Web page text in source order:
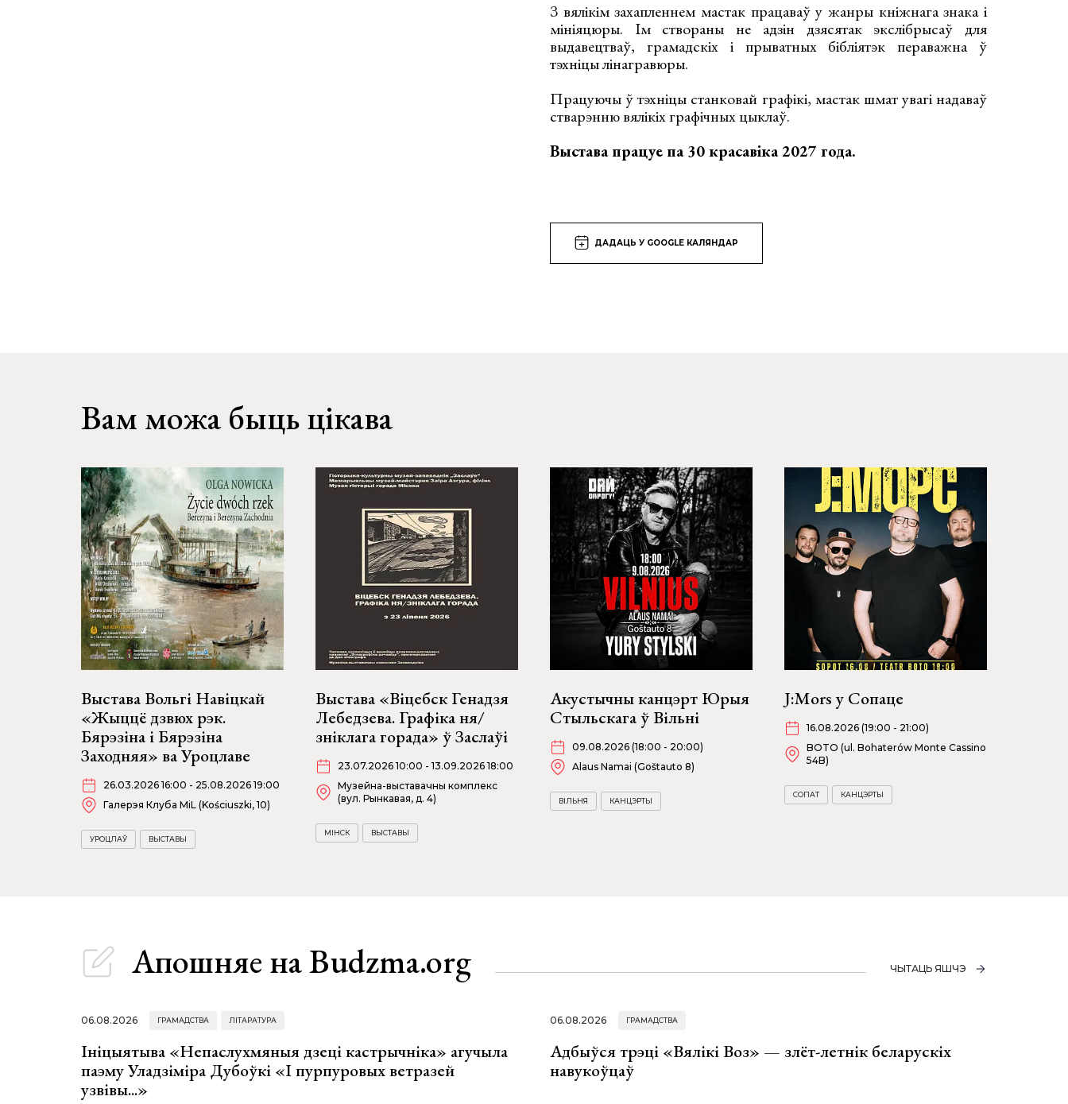
З вялікім захапленнем мастак працаваў у жанры кніжнага знака і
мініяцюры. Ім створаны не адзін дзясятак экслібрысаў для
выдавецтваў, грамадскіх і прыватных бібліятэк пераважна ў
тэхніцы лінагравюры.
Працуючы ў тэхніцы станковай графікі, мастак шмат увагі надаваў
стварэнню вялікіх графічных цыклаў.
Выстава працуе па 30 красавіка 2027 года.
ДАДАЦЬ У GOOGLE КАЛЯНДАР
Вам можа быць цікава
Выстава Вольгі Навіцкай
«Жыццё дзвюх рэк.
Бярэзіна і Бярэзіна
Заходняя» ва Уроцлаве
26.03.2026 16:00 - 25.08.2026 19:00
Галерэя Клуба MiL (Kościuszki, 10)
УРОЦЛАЎ ВЫСТАВЫ
Выстава «Віцебск Генадзя
Лебедзева. Графіка ня/
зніклага горада» ў Заслаўі
23.07.2026 10:00 - 13.09.2026 18:00
Музейна-выставачны комплекс
(вул. Рынкавая, д. 4)
МІНСК ВЫСТАВЫ
Акустычны канцэрт Юрыя
Стыльскага ў Вільні
09.08.2026 (18:00 - 20:00)
Alaus Namai (Goštauto 8)
ВІЛЬНЯ КАНЦЭРТЫ
J:Mors у Сопаце
16.08.2026 (19:00 - 21:00)
BOTO (ul. Bohaterów Monte Cassino
54B)
СОПАТ КАНЦЭРТЫ
Апошняе на Budzma.org ЧЫТАЦЬ ЯШЧЭ
06.08.2026 ГРАМАДСТВА ЛІТАРАТУРА
Ініцыятыва «Непаслухмяныя дзеці кастрычніка» агучыла
паэму Уладзіміра Дубоўкі «І пурпуровых ветразей
узвівы...»
06.08.2026 ГРАМАДСТВА
Адбыўся трэці «Вялікі Воз» — злёт-летнік беларускіх
навукоўцаў